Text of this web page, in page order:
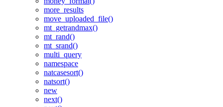
more_results
move_uploaded_file()
mt_getrandmax()
mt_rand()
mt_srand()
multi_query
namespace
natcasesort()
natsort()
new
next()